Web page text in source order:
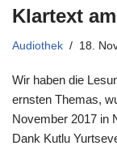
Klartext
Audiothek 18.
Wir haben die
ernsten Themas,
November 2017 in
Dank Kutlu